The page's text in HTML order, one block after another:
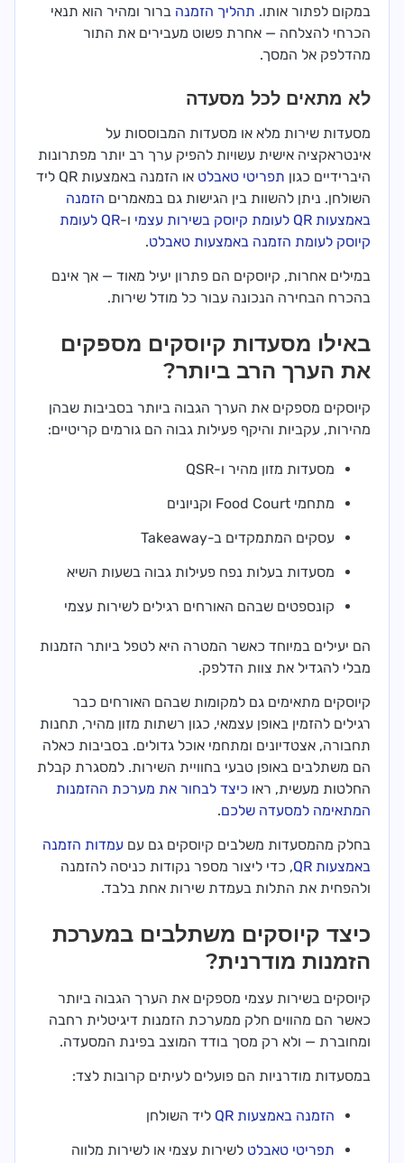
במקום לפתור אותו. תהליך הזמנה ברור ומהיר הוא תנאי
הכרחי להצלחה — אחרת פשוט מעבירים את התור
מהדלפק אל המסך.
לא מתאים לכל מסעדה
מסעדות שירות מלא או מסעדות המבוססות על
אינטראקציה אישית עשויות להפיק ערך רב יותר מפתרונות
היברידיים כגון תפריטי טאבלט
או הזמנה באמצעות QR ליד
השולחן. ניתן להשוות בין הגישות גם במאמרים הזמנה
באמצעות QR לעומת קיוסק בשירות עצמי
ו-
QR לעומת
קיוסק לעומת הזמנה באמצעות טאבלט.
במילים אחרות, קיוסקים הם פתרון יעיל מאוד — אך אינם
בהכרח הבחירה הנכונה עבור כל מודל שירות.
באילו מסעדות קיוסקים מספקים
את הערך הרב ביותר?
קיוסקים מספקים את הערך הגבוה ביותר בסביבות שבהן
מהירות, עקביות והיקף פעילות גבוה הם גורמים קריטיים:
מסעדות מזון מהיר ו-QSR
מתחמי Food Court וקניונים
עסקים המתמקדים ב-Takeaway
מסעדות בעלות נפח פעילות גבוה בשעות השיא
קונספטים שבהם האורחים רגילים לשירות עצמי
הם יעילים במיוחד כאשר המטרה היא לטפל ביותר הזמנות
מבלי להגדיל את צוות הדלפק.
קיוסקים מתאימים גם למקומות שבהם האורחים כבר
רגילים להזמין באופן עצמאי, כגון רשתות מזון מהיר, תחנות
תחבורה, אצטדיונים ומתחמי אוכל גדולים. בסביבות כאלה
הם משתלבים באופן טבעי בחוויית השירות. למסגרת קבלת
החלטות מעשית, ראו כיצד לבחור את מערכת ההזמנות
המתאימה למסעדה שלכם.
בחלק מהמסעדות משלבים קיוסקים גם עם עמדות הזמנה
באמצעות QR
, כדי ליצור מספר נקודות כניסה להזמנה
ולהפחית את התלות בעמדת שירות אחת בלבד.
כיצד קיוסקים משתלבים במערכת
הזמנות מודרנית?
קיוסקים בשירות עצמי מספקים את הערך הגבוה ביותר
כאשר הם מהווים חלק ממערכת הזמנות דיגיטלית רחבה
ומחוברת — ולא רק מסך בודד המוצב בפינת המסעדה.
במסעדות מודרניות הם פועלים לעיתים קרובות לצד:
הזמנה באמצעות QR
ליד השולחן
תפריטי טאבלט לשירות עצמי או לשירות מלווה